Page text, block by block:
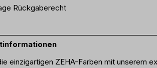
Rückgaberecht
einzigartigen ZEHA-Farben mit unserem